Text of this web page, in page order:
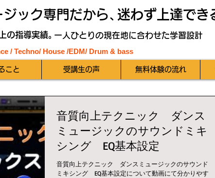
ジック専門だから、迷わず上達でき
の指導実績。一人ひとりの現在地に合わせた学習設計
/ Techno/ House /EDM/ Drum & bass
こと 受講生の声 無料体験の流れ
音質向上テクニック ダンス
ミュージックのサウンドミキ
シング EQ基本設定
音質向上テクニック ダンスミュージックのサウンド
ミキシング EQ基本設定について動画にて分かりやす